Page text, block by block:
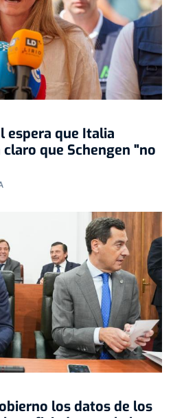
espera que Italia
que Schengen "no
los datos de los